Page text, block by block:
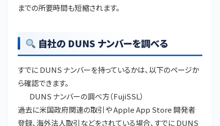
までの所要時間も短縮されます。
自社の DUNS ナンバーを調べる
すでに DUNS ナンバーを持っているかは、以下のページか
ら確認できます。
DUNS ナンバーの調べ方（FujiSSL）
過去に米国政府関連の取引や Apple App Store 開発者
登録、海外法人取引などをされている場合、すでに DUNS